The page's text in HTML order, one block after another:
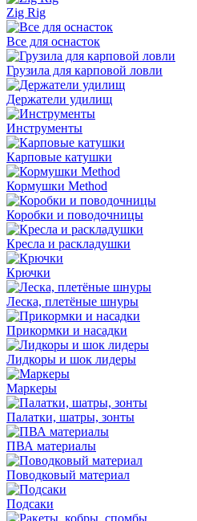
Zig Rig
Все для оснасток
Грузила для карповой ловли
Держатели удилищ
Инструменты
Карповые катушки
Кормушки Method
Коробки и поводочницы
Кресла и раскладушки
Крючки
Леска, плетёные шнуры
Прикормки и насадки
Лидкоры и шок лидеры
Маркеры
Палатки, шатры, зонты
ПВА материалы
Поводковый материал
Подсаки